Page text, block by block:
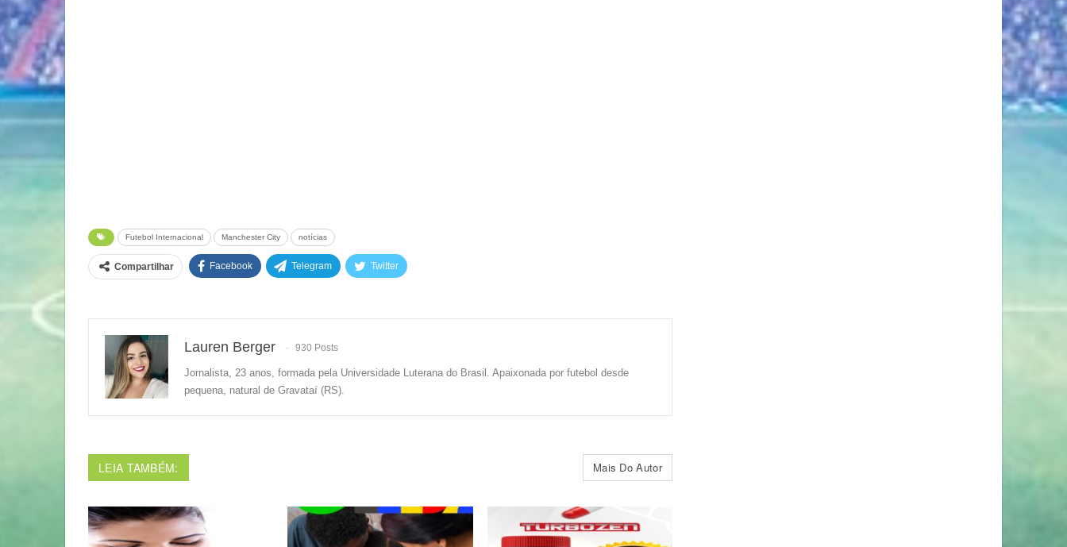
Futebol Internacional Manchester City notícias
Compartilhar Facebook Telegram Twitter
Lauren Berger 930 Posts
Jornalista, 23 anos, formada pela Universidade Luterana do Brasil. Apaixonada por futebol desde
pequena, natural de Gravataí (RS).
LEIA TAMBÉM: Mais Do Autor